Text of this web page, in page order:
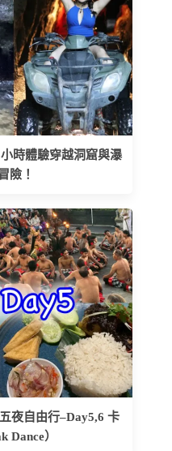
時體驗穿越洞窟與瀑
險！
夜自由行–Day5,6 卡
Dance）